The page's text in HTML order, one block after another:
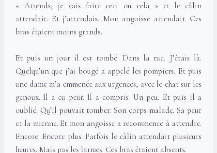
« Attends, je vais faire ceci ou cela » et le câlin
attendait. Et j’attendais. Mon angoisse attendait. Ces
bras étaient moins grands.
Et puis un jour il est tombé. Dans la rue. J’étais là.
Quelqu’un que j’ai bougé a appelé les pompiers. Et puis
une dame m’a emmenée aux urgences, avec le chat sur les
genoux. Il a eu peur. Il a compris. Un peu. Et puis il a
oublié. Qu’il pouvait tomber. Son corps malade. Sa peur
et la mienne. Et mon angoisse a recommencé à attendre.
Encore. Encore plus. Parfois le câlin attendait plusieurs
heures. Mais pas les larmes. Ces bras étaient absents.